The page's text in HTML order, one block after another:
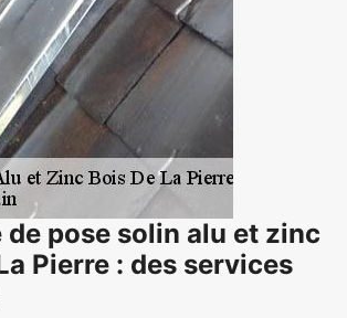
de pose solin alu et zinc
Pierre : des services